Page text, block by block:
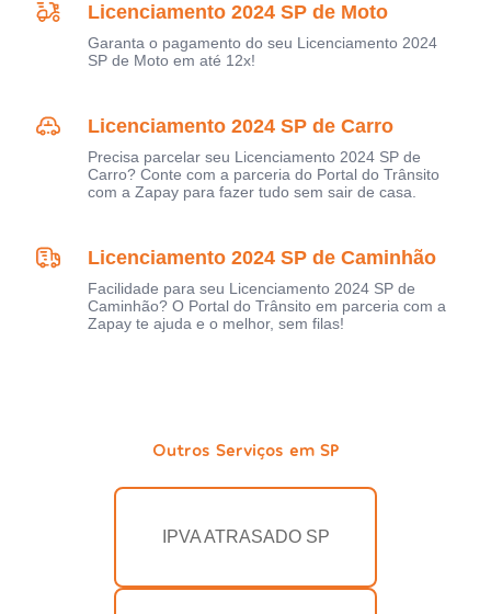
Licenciamento 2024 SP de Moto
Garanta o pagamento do seu Licenciamento 2024
SP de Moto em até 12x!
Licenciamento 2024 SP de Carro
Precisa parcelar seu Licenciamento 2024 SP de
Carro? Conte com a parceria do Portal do Trânsito
com a Zapay para fazer tudo sem sair de casa.
Licenciamento 2024 SP de Caminhão
Facilidade para seu Licenciamento 2024 SP de
Caminhão? O Portal do Trânsito em parceria com a
Zapay te ajuda e o melhor, sem filas!
Outros Serviços em SP
IPVA ATRASADO SP